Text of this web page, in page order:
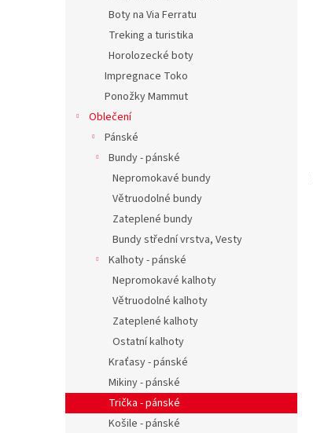
Boty na Via Ferratu
Treking a turistika
Horolozecké boty
Impregnace Toko
Ponožky Mammut
Oblečení
Pánské
Bundy - pánské
Nepromokavé bundy
Větruodolné bundy
Zateplené bundy
Bundy střední vrstva, Vesty
Kalhoty - pánské
Nepromokavé kalhoty
Větruodolné kalhoty
Zateplené kalhoty
Ostatní kalhoty
Kraťasy - pánské
Mikiny - pánské
Trička - pánské
Košile - pánské